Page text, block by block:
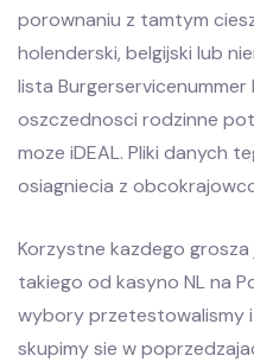
porownaniu z tamtym
holenderski, belgijski lub
lista
oszczednosci rodzinne
moze iDEAL. Pliki danych
osiagniecia z
Korzystne kazdego
takiego od kasyno NL na
wybory przetestowalismy
skupimy sie w